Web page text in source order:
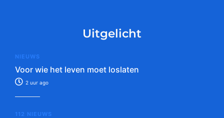
Uitgelicht
NIEUWS
Voor wie het leven moet loslaten
2 uur ago
112 NIEUWS